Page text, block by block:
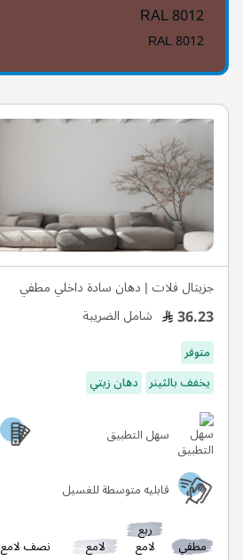
RAL 8012
RAL 8012
جزيتال فلات | دهان سادة داخلي مطفي
36.23 شامل الضريبة
متوفر
يخفف بالثينر دهان زيتي
سهل التطبيق
قابليه متوسطة للغسيل
مطفي
ربع
لامع لامع نصف لامع